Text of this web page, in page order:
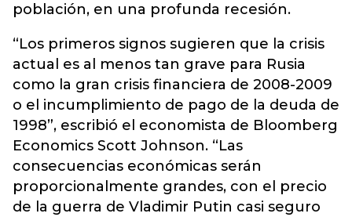
población, en una profunda recesión.
“Los primeros signos sugieren que la crisis
actual es al menos tan grave para Rusia
como la gran crisis financiera de 2008-2009
o el incumplimiento de pago de la deuda de
1998”, escribió el economista de Bloomberg
Economics Scott Johnson. “Las
consecuencias económicas serán
proporcionalmente grandes, con el precio
de la guerra de Vladimir Putin casi seguro